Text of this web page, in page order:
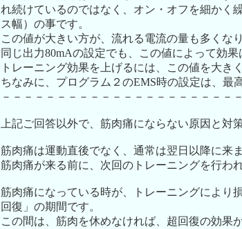
れ続けているのではなく、オン・オフを細かく
ス幅）の事です。
この値が大きい方が、流れる電流の量も多くな
同じ出力80mAの設定でも、この値によって効
トレーニング効果を上げるには、この値を大き
ちなみに、プログラム２のEMS時の設定は、最高
－－－－－－－－－－－－－－－－－－－－－
上記ご回答以外で、筋肉痛にならない原因と対
筋肉痛は運動直後でなく、通常は翌日以降に来ま
筋肉痛が来る前に、次回のトレーニングを行わ
筋肉痛になっている時が、トレーニングにより
回復」の期間です。
この間は、筋肉を休めなければ、超回復の効果